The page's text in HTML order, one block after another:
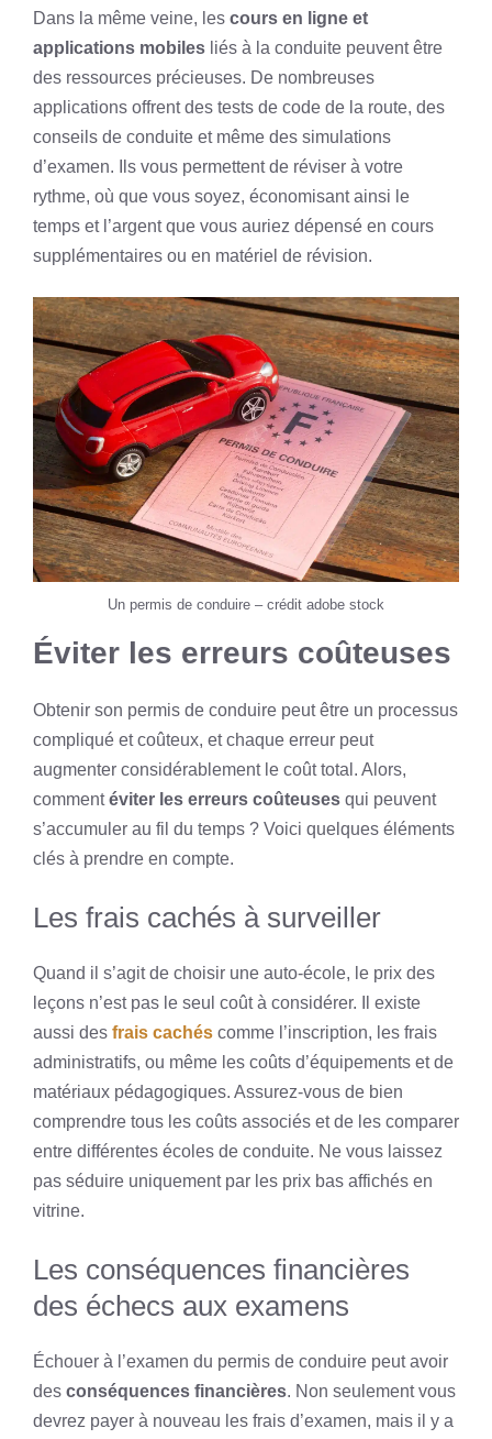
Dans la même veine, les cours en ligne et
applications mobiles liés à la conduite peuvent être
des ressources précieuses. De nombreuses
applications offrent des tests de code de la route, des
conseils de conduite et même des simulations
d’examen. Ils vous permettent de réviser à votre
rythme, où que vous soyez, économisant ainsi le
temps et l’argent que vous auriez dépensé en cours
supplémentaires ou en matériel de révision.
Un permis de conduire – crédit adobe stock
Éviter les erreurs coûteuses
Obtenir son permis de conduire peut être un processus
compliqué et coûteux, et chaque erreur peut
augmenter considérablement le coût total. Alors,
commentéviter les erreurs coûteuses qui peuvent
s’accumuler au fil du temps ? Voici quelques éléments
clés à prendre en compte.
Les frais cachés à surveiller
Quand il s’agit de choisir une auto-école, le prix des
leçons n’est pas le seul coût à considérer. Il existe
aussi des frais cachés comme l’inscription, les frais
administratifs, ou même les coûts d’équipements et de
matériaux pédagogiques. Assurez-vous de bien
comprendre tous les coûts associés et de les comparer
entre différentes écoles de conduite. Ne vous laissez
pas séduire uniquement par les prix bas affichés en
vitrine.
Les conséquences financières
des échecs aux examens
Échouer à l’examen du permis de conduire peut avoir
des conséquences financières. Non seulement vous
devrez payer à nouveau les frais d’examen, mais il y a